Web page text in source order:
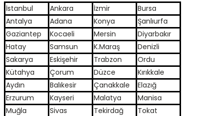
İstanbul Ankara İzmir
Bursa
Antalya
Adana Konya
Şanlıurfa
Gaziantep
Kocaeli Mersin
Diyarbakır
Hatay
Samsun K.Maraş
Denizli
Sakarya
Eskişehir Trabzon
Ordu
Kütahya
Çorum Düzce
Kırıkkale
Aydın
Balıkesir Çanakkale
Elazığ
Erzurum
Kayseri Malatya
Manisa
Muğla
Sivas Tekirdağ
Tokat